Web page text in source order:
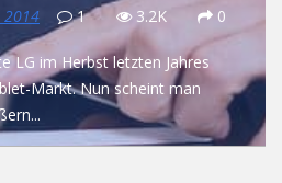
2014 1 3.2K 0
LG im Herbst letzten Jahres
Markt. Nun scheint man